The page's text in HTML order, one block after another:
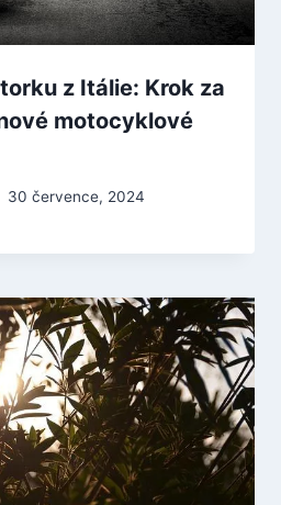
z Itálie: Krok za
motocyklové
30 července, 2024